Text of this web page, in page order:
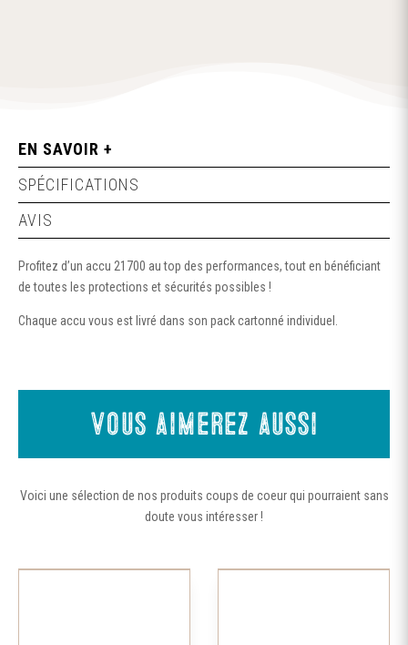
EN SAVOIR +
SPÉCIFICATIONS
AVIS
Profitez d’un accu 21700 au top des performances, tout en bénéficiant
de toutes les protections et sécurités possibles !
Chaque accu vous est livré dans son pack cartonné individuel.
Vous aimerez aussi
Voici une sélection de nos produits coups de coeur qui pourraient sans
doute vous intéresser !